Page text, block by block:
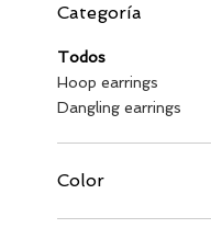
Categoría
Todos
Hoop earrings
Dangling earrings
Color